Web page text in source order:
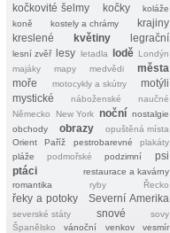
kočkovité šelmy
kočky
koláže
koně
kostely a chrámy
krajiny
kreslené
květiny legrační
lesní zvěř lesy letadla lodě Londýn
majáky
mapy medvědi
města
moře
motocykly a skútry
motýli
mystické
náboženské
naučné
Německo
New York noční nostalgie
obchody
obrazy
opuštěná místa
Orient
Paříž pestrobarevné
plakáty
pláže
podmořské podzimní
psi
ptáci
restaurace a kavárny
romantika
ryby Řecko
řeky a potoky Severní Amerika
severské státy snové
sovy
Španělsko
vánoční venkov
vesmír